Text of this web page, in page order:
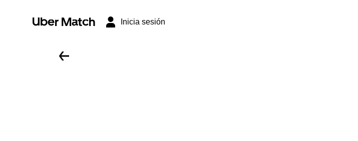
Uber Match Inicia sesión